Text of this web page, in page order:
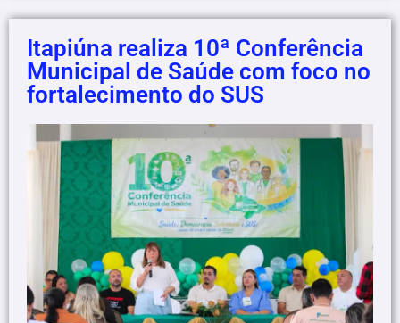
Itapiúna realiza 10ª Conferência
Municipal de Saúde com foco no
fortalecimento do SUS